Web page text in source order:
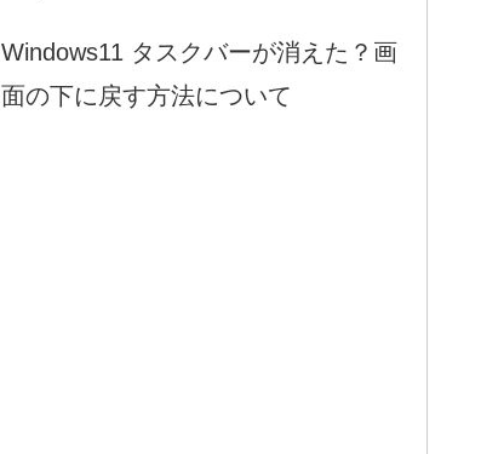
Windows11 タスクバーが消えた？画
面の下に戻す方法について